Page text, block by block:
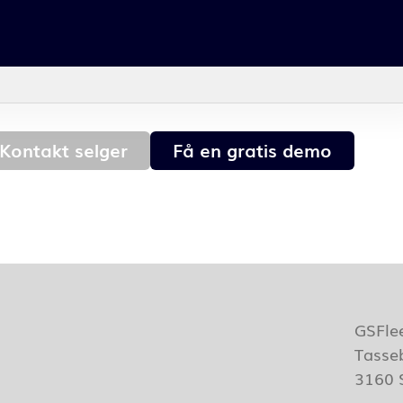
Kontakt selger
Få en gratis demo
3160